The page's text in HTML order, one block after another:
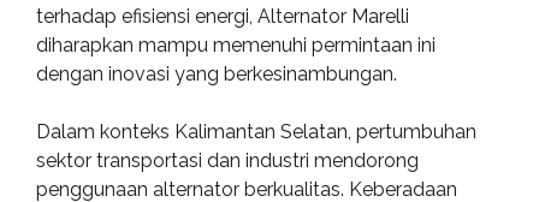
terhadap efisiensi energi, Alternator Marelli
diharapkan mampu memenuhi permintaan ini
dengan inovasi yang berkesinambungan.
Dalam konteks Kalimantan Selatan, pertumbuhan
sektor transportasi dan industri mendorong
penggunaan alternator berkualitas. Keberadaan